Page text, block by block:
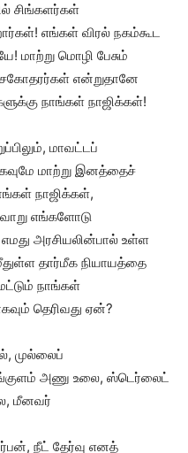
சிங்களர்கள்
எங்கள் விரல் நகம்கூட
மாற்று மொழி பேசும்
என்றுதானே
நாங்கள் நாஜிக்கள்!
மாவட்டப்
மாற்று இனத்தைச்
நாஜிக்கள்,
எங்களோடு
அரசியலின்பால் உள்ள
தார்மீக நியாயத்தை
நாங்கள்
தெரிவது ஏன்?
முல்லைப்
அணு உலை, ஸ்டெர்லைட்
மீனவர்
நீட் தேர்வு எனத்